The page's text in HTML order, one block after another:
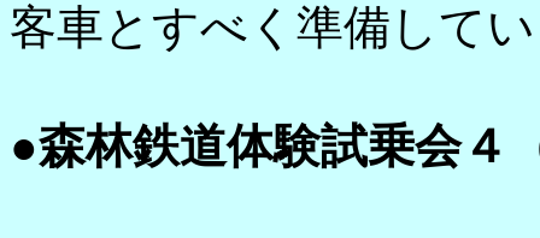
客車とすべく準備して
●森林鉄道体験試乗会４